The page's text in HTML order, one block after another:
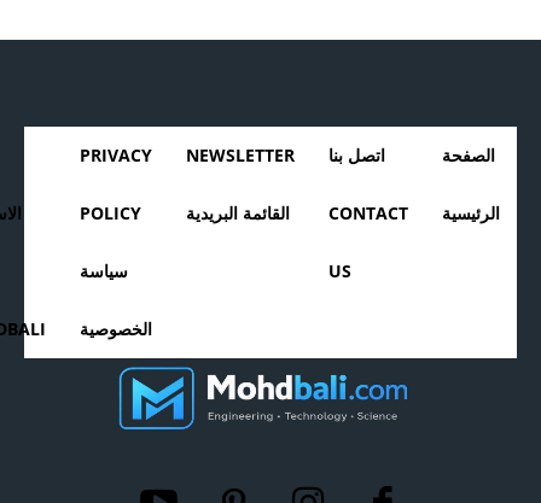
الصفحة
الرئيسية
اتصل بنا
CONTACT
US
NEWSLETTER
القائمة البريدية
PRIVACY
POLICY
سياسة
الخصوصية